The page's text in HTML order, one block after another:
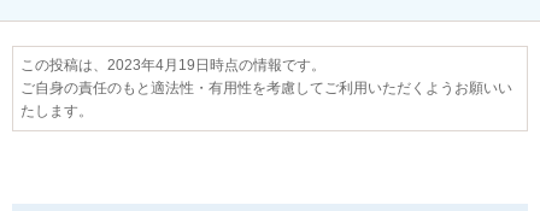
この投稿は、2023年4月19日時点の情報です。
ご自身の責任のもと適法性・有用性を考慮してご利用いただくようお願いい
たします。